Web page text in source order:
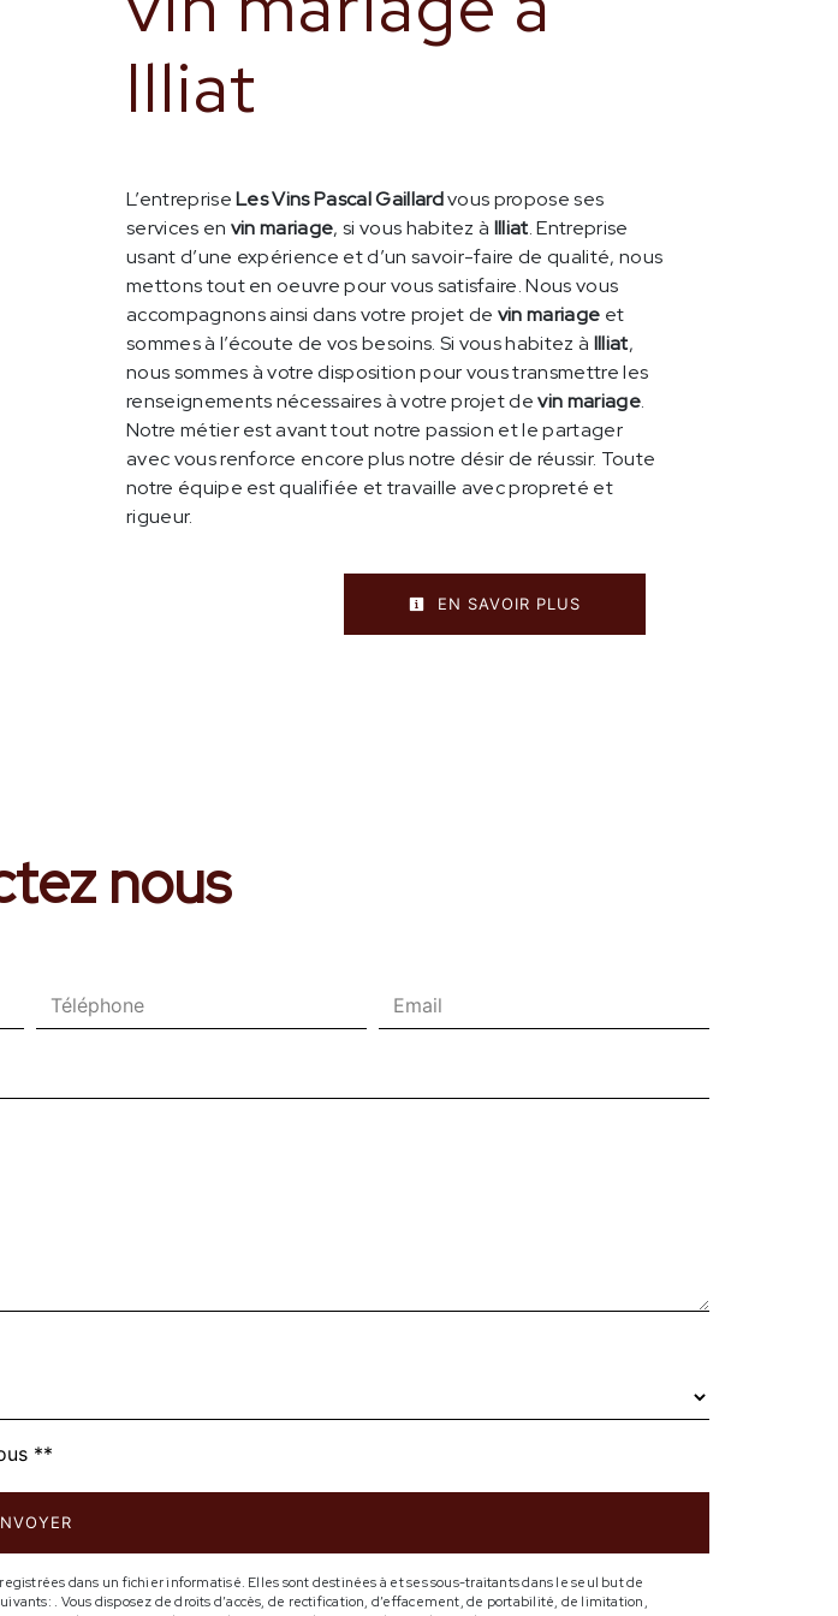
Illiat
L’entrepriseLes Vins Pascal Gaillardvous propose ses
services en vin mariage, si vous habitez à Illiat. Entreprise
usant d’une expérience et d’un savoir-faire de qualité, nous
mettons tout en oeuvre pour vous satisfaire. Nous vous
accompagnons ainsi dans votre projet de vin mariage et
sommes à l’écoute de vos besoins. Si vous habitez à Illiat,
nous sommes à votre disposition pour vous transmettre les
renseignements nécessaires à votre projet devin mariage.
Notre métier est avant tout notre passion et le partager
avec vous renforce encore plus notre désir de réussir. Toute
notre équipe est qualifiée et travaille avec propreté et
rigueur.
EN SAVOIR PLUS
nous
**
dans un fichier informatisé. Elles sont destinées à et ses sous-traitants dans le seul but de
. Vous disposez de droits d’accès, de rectification, d’effacement, de portabilité, de limitation,